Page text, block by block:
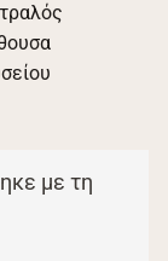
με τη